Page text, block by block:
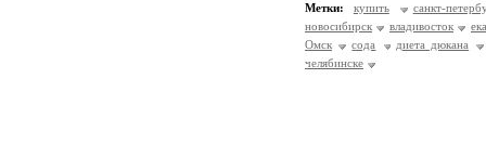
Метки: купить
санкт-
новосибирск
владивосток
Омск
сода
диета дюкана
челябинске